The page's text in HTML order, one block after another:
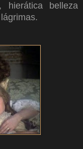
hierática belleza